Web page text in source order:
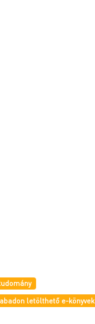
letölthető e-könyvek